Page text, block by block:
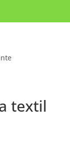
textil